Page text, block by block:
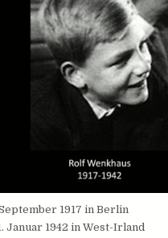
1917 in Berlin
Januar 1942 in West-Irland